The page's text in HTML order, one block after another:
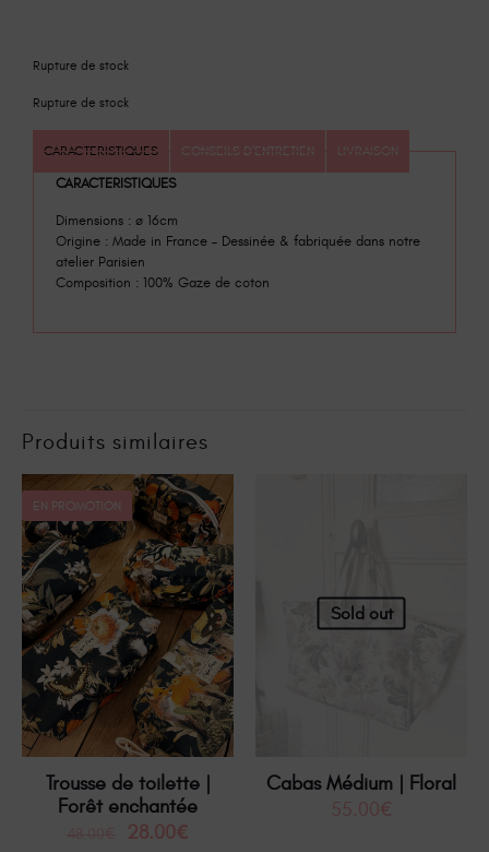
Rupture de stock
Rupture de stock
CARACTERISTIQUES CONSEILS D'ENTRETIEN LIVRAISON
CARACTERISTIQUES
Dimensions : ø 16cm
Origine : Made in France – Dessinée & fabriquée dans notre
atelier Parisien
Composition : 100% Gaze de coton
Produits similaires
EN PROMOTION
Trousse de toilette |
Forêt enchantée
28.00€
Sold out
Cabas Médium | Floral
55.00€